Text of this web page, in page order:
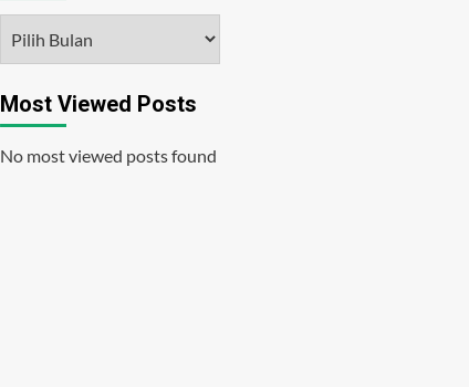
Most Viewed Posts
No most viewed posts found